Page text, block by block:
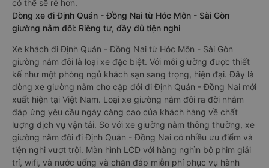
có thể sẽ rẻ hơn.
Dòng xe đi Định Quán - Đồng Nai từ Hóc Môn - Sài Gòn
giường nằm đôi: Riêng tư, đầy đủ tiện nghi
Xe khách đi Định Quán - Đồng Nai từ Hóc Môn - Sài Gòn
giường nằm đôi là loại xe đặc biệt. Với mỗi giường được thiết
kế như một phòng ngủ khách sạn sang trọng, hiện đại. Đây là
dòng xe giường nằm cho cặp đôi đi Định Quán - Đồng Nai mới
xuất hiện tại Việt Nam. Loại xe giường nằm đôi ra đời nhằm
đáp ứng yêu cầu ngày càng cao của khách hàng về chất
lượng dịch vụ vận tải. So với xe giường nằm thông thường, xe
giường nằm đôi đi Định Quán - Đồng Nai có nhiều ưu điểm và
tiện nghi vượt trội. Màn hình LCD với hàng nghìn bộ phim giải
trí, wifi, và nước uống và chăn đắp miễn phí phục vụ hành